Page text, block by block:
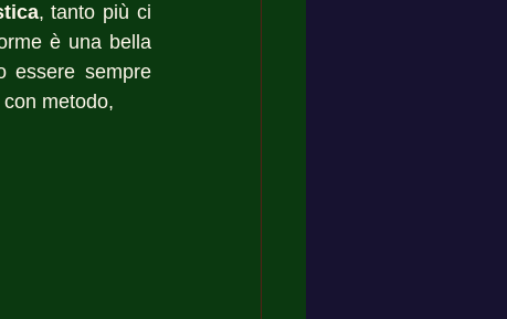
, tanto più ci
è una bella
essere sempre
metodo,